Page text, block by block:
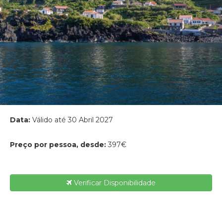
Data: Válido até 30 Abril 2027
Preço por pessoa, desde: 397€
Verificar Disponibilidade